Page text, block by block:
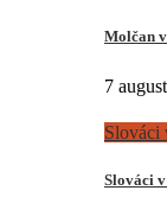
Molčan
7
Slováci
Slováci